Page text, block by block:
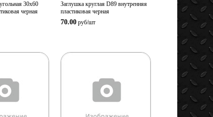
30х60
черная
Заглушка круглая D89 внутренняя
пластиковая черная
70.00 руб/шт
Просмотр
товара